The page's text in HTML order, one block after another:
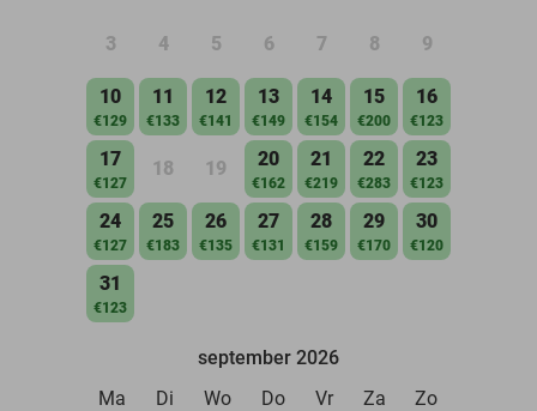
3 4 5 6 7 8 9
10
€129
11
€133
12
€141
13
€149
14
€154
15
€200
16
€123
17
€127
18 19 20
€162
21
€219
22
€283
23
€123
24
€127
25
€183
26
€135
27
€131
28
€159
29
€170
30
€120
31
€123
september 2026
Ma
Di Wo Do Vr Za Zo